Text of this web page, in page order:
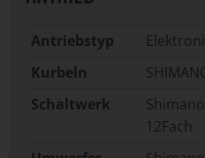
Antriebstyp
Kurbeln
Schaltwerk
12Fach